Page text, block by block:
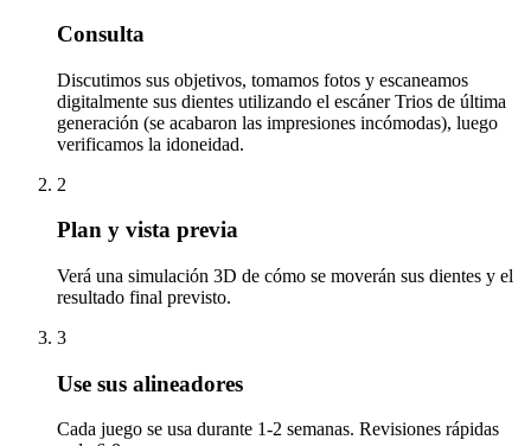
Consulta
Discutimos sus objetivos, tomamos fotos y escaneamos
digitalmente sus dientes utilizando el escáner Trios de última
generación (se acabaron las impresiones incómodas), luego
verificamos la idoneidad.
2
Plan y vista previa
Verá una simulación 3D de cómo se moverán sus dientes y el
resultado final previsto.
3
Use sus alineadores
Cada juego se usa durante 1-2 semanas. Revisiones rápidas